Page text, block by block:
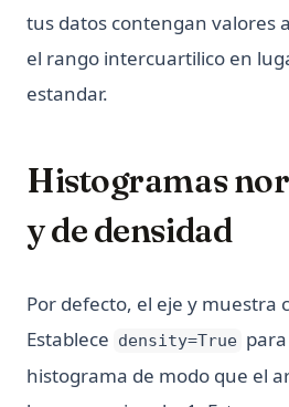
tus datos contengan valores
el rango intercuartilico en
estandar.
Histogramas
y de densidad
Por defecto, el eje y muestra
Establece density=True
histograma de modo que el